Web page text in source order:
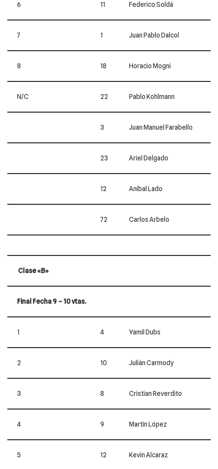
6 11 Federico Soldá
7 1 Juan Pablo Dalcol
8 18 Horacio Mogni
N/C 22 Pablo Kohlmann
3 Juan Manuel Farabello
23 Ariel Delgado
12 Aníbal Lado
72 Carlos Arbelo
Clase «B»
Final Fecha 9 – 10 vtas.
1 4 Yamil Dubs
2 10 Julián Carmody
3 8 Cristian Reverdito
4 9 Martín López
5 12 Kevin Alcaraz